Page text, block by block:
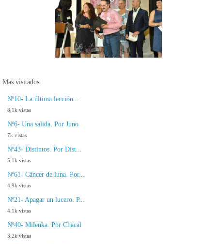
Mas visitados
Nº10- La última lección...
8.1k vistas
Nº6- Una salida. Por Juno
7k vistas
Nº43- Distintos. Por Dist...
5.1k vistas
Nº61- Cáncer de luna. Por...
4.9k vistas
Nº21- Apagar un lucero. P...
4.1k vistas
Nº40- Milenka. Por Chacal
3.2k vistas